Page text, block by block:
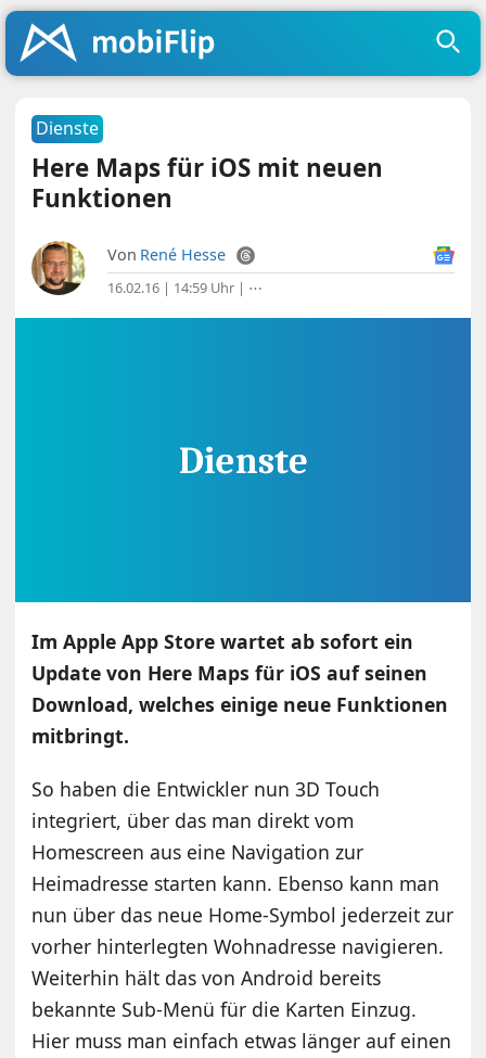
Dienste
Here Maps für iOS mit neuen
Funktionen
Von René Hesse
16.02.16 | 14:59 Uhr | ⋯
Im Apple App Store wartet ab sofort ein
Update von Here Maps für iOS auf seinen
Download, welches einige neue Funktionen
mitbringt.
So haben die Entwickler nun 3D Touch
integriert, über das man direkt vom
Homescreen aus eine Navigation zur
Heimadresse starten kann. Ebenso kann man
nun über das neue Home-Symbol jederzeit zur
vorher hinterlegten Wohnadresse navigieren.
Weiterhin hält das von Android bereits
bekannte Sub-Menü für die Karten Einzug.
Hier muss man einfach etwas länger auf einen